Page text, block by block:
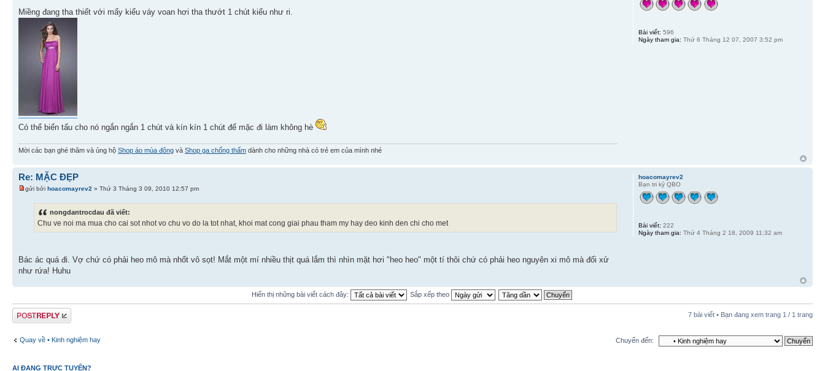
Miềng đang tha thiết với mấy kiểu váy voan hơi tha thướt 1 chút kiểu như ri.
Có thể biến tấu cho nó ngắn ngắn 1 chút và kín kín 1 chút để mặc đi làm không hè
Mời các bạn ghé thăm và ủng hộ Shop áo mùa đông và Shop ga chống thấm dành cho những nhà có trẻ em của mình nhé
Bài viết: 596
Ngày tham gia: Thứ 6 Tháng 12 07, 2007 3:52 pm
Re: MẶC ĐẸP
gửi bởi hoacomayrev2 » Thứ 3 Tháng 3 09, 2010 12:57 pm
nongdantrocdau đã viết:
Chu ve noi ma mua cho cai sot nhot vo chu vo do la tot nhat, khoi mat cong giai phau tham my hay deo kinh den chi cho met
Bác ác quá đi. Vợ chứ có phải heo mô mà nhốt vô sọt! Mắt một mí nhiều thịt quá lắm thì nhìn mặt hơi "heo heo" một tí thôi chứ có phải heo nguyên xi mô mà đối xử
như rứa! Huhu
hoacomayrev2
Bạn tri kỷ QBO
Bài viết: 222
Ngày tham gia: Thứ 4 Tháng 2 18, 2009 11:32 am
Hiển thị những bài viết cách đây: Sắp xếp theo
Gửi bài trả lời 7 bài viết • Bạn đang xem trang 1 / 1 trang
Quay về • Kinh nghiệm hay Chuyển đến:
AI ĐANG TRỰC TUYẾN?